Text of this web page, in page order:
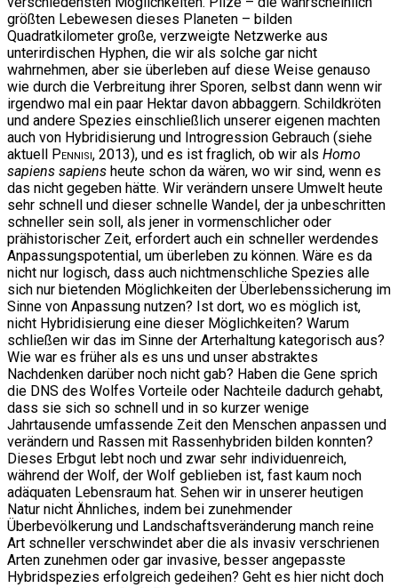
größten Lebewesen dieses Planeten – bilden
Quadratkilometer große, verzweigte Netzwerke aus
unterirdischen Hyphen, die wir als solche gar nicht
wahrnehmen, aber sie überleben auf diese Weise genauso
wie durch die Verbreitung ihrer Sporen, selbst dann wenn wir
irgendwo mal ein paar Hektar davon abbaggern. Schildkröten
und andere Spezies einschließlich unserer eigenen machten
auch von Hybridisierung und Introgression Gebrauch (siehe
aktuell Pennisi, 2013), und es ist fraglich, ob wir als Homo
sapiens sapiens heute schon da wären, wo wir sind, wenn es
das nicht gegeben hätte. Wir verändern unsere Umwelt heute
sehr schnell und dieser schnelle Wandel, der ja unbeschritten
schneller sein soll, als jener in vormenschlicher oder
prähistorischer Zeit, erfordert auch ein schneller werdendes
Anpassungspotential, um überleben zu können. Wäre es da
nicht nur logisch, dass auch nichtmenschliche Spezies alle
sich nur bietenden Möglichkeiten der Überlebenssicherung im
Sinne von Anpassung nutzen? Ist dort, wo es möglich ist,
nicht Hybridisierung eine dieser Möglichkeiten? Warum
schließen wir das im Sinne der Arterhaltung kategorisch aus?
Wie war es früher als es uns und unser abstraktes
Nachdenken darüber noch nicht gab? Haben die Gene sprich
die DNS des Wolfes Vorteile oder Nachteile dadurch gehabt,
dass sie sich so schnell und in so kurzer wenige
Jahrtausende umfassende Zeit den Menschen anpassen und
verändern und Rassen mit Rassenhybriden bilden konnten?
Dieses Erbgut lebt noch und zwar sehr individuenreich,
während der Wolf, der Wolf geblieben ist, fast kaum noch
adäquaten Lebensraum hat. Sehen wir in unserer heutigen
Natur nicht Ähnliches, indem bei zunehmender
Überbevölkerung und Landschaftsveränderung manch reine
Art schneller verschwindet aber die als invasiv verschrienen
Arten zunehmen oder gar invasive, besser angepasste
Hybridspezies erfolgreich gedeihen? Geht es hier nicht doch